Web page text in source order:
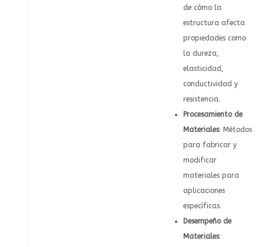
de cómo la
estructura afecta
propiedades como
la dureza,
elasticidad,
conductividad y
resistencia.
Procesamiento de
Materiales: Métodos
para fabricar y
modificar
materiales para
aplicaciones
específicas.
Desempeño de
Materiales: